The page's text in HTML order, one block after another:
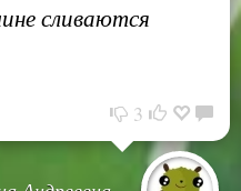
сливаются
3